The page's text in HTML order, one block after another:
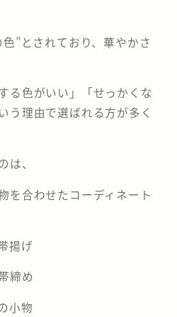
”とされており、華やかさ
る色がいい」「せっかくな
う理由で選ばれる方が多く
、
を合わせたコーディネート
揚げ
締め
小物